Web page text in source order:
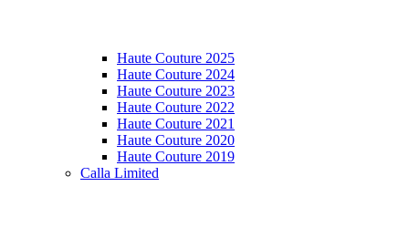
Haute Couture 2025
Haute Couture 2024
Haute Couture 2023
Haute Couture 2022
Haute Couture 2021
Haute Couture 2020
Haute Couture 2019
Calla Limited